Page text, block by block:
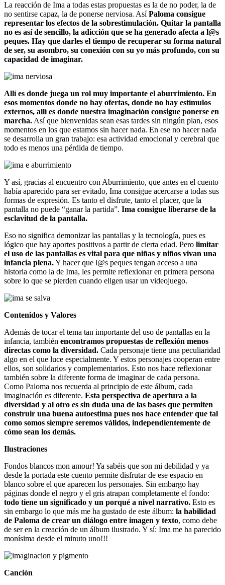
La reacción de Ima a todas estas propuestas es la de no poder, la de
no sentirse capaz, la de ponerse nerviosa. AsíPaloma consigue
representar los efectos de la sobrestimulación. Quitar la pantalla
no es así de sencillo, la adicción que se ha generado afecta a l@s
peques. Hay que darles el tiempo de recuperar su forma natural
de ser, su asombro, su conexión con su yo más profundo, con su
capacidad de imaginar.
Allí es donde juega un rol muy importante el aburrimiento. En
esos momentos donde no hay ofertas, donde no hay estímulos
externos, allí es donde nuestra imaginación consigue ponerse en
marcha. Así que bienvenidas sean esas tardes sin ningún plan, esos
momentos en los que estamos sin hacer nada. En ese no hacer nada
se desarrolla un gran trabajo: esa actividad emocional y cerebral que
todo es menos una pérdida de tiempo.
Y así, gracias al encuentro con Aburrimiento, que antes en el cuento
había aparecido para ser evitado, Ima consigue acercarse a todas sus
formas de expresión. Es tanto el disfrute, tanto el placer, que la
pantalla no puede “ganar la partida”. Ima consigue liberarse de la
esclavitud de la pantalla.
Eso no significa demonizar las pantallas y la tecnología, pues es
lógico que hay aportes positivos a partir de cierta edad. Pero limitar
el uso de las pantallas es vital para que niñas y niños vivan una
infancia plena.Y hacer que l@s peques tengan acceso a una
historia como la de Ima, les permite reflexionar en primera persona
sobre lo que se pierden cuando eligen usar un videojuego.
Contenidos y Valores
Además de tocar el tema tan importante del uso de pantallas en la
infancia, también encontramos propuestas de reflexión menos
directas como la diversidad. Cada personaje tiene una peculiaridad
algo en el que luce especialmente. Y estos personajes cooperan entre
ellos, son solidarios y complementarios. Esto nos hace reflexionar
también sobre la diferente forma de imaginar de cada persona.
Como Paloma nos recuerda al principio de este álbum, cada
imaginación es diferente. Esta perspectiva de apertura a la
diversidad y al otro es sin duda una de las bases que permiten
construir una buena autoestima pues nos hace entender que tal
como somos siempre seremos válidos, independientemente de
cómo sean los demás.
Ilustraciones
Fondos blancos mon amour! Ya sabéis que son mi debilidad y ya
desde la portada este cuento permite disfrutar de ese espacio en
blanco sobre el que aparecen los personajes. Sin embargo hay
páginas donde el negro y el gris atrapan completamente el fondo:
todo tiene un significado y un porqué a nivel narrativo. Esto es
sin embargo lo que más me ha gustado de este álbum: la habilidad
de Paloma de crear un diálogo entre imagen y texto, como debe
de ser en la creación de un álbum ilustrado. Y sí: Ima me ha parecido
monísima desde el minuto uno!!!
Canción